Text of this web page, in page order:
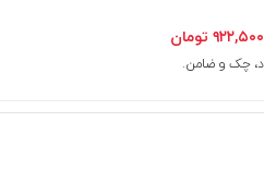
۹۲۲,۵۰۰ تومان